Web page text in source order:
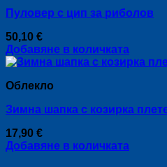
Пуловер с цип за риболов
50,10 €
Добавяне в количката
Облекло
Зимна шапка с козирка
17,90 €
Добавяне в количката